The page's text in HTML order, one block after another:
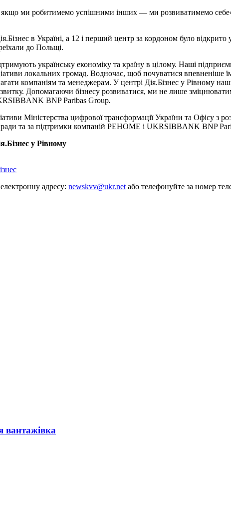
якщо ми робитимемо успішними інших — ми розвиватимемо
в Україні, а 12 і перший центр за кордоном було
до Польщі.
українську економіку та країну в цілому. Наші
локальних громад. Водночас, щоб почуватися
компаніям та менеджерам. У центрі Дія.Бізнес у Рівному
Допомагаючи бізнесу розвиватися, ми не лише
BNP Paribas Group.
Міністерства цифрової трансформації України та Офісу з
ради та за підтримки компаній РЕНОМЕ і UKRSIBBANK BNP
у Рівному
адресу: newskvv@ukr.net або телефонуйте за номер
вантажівка